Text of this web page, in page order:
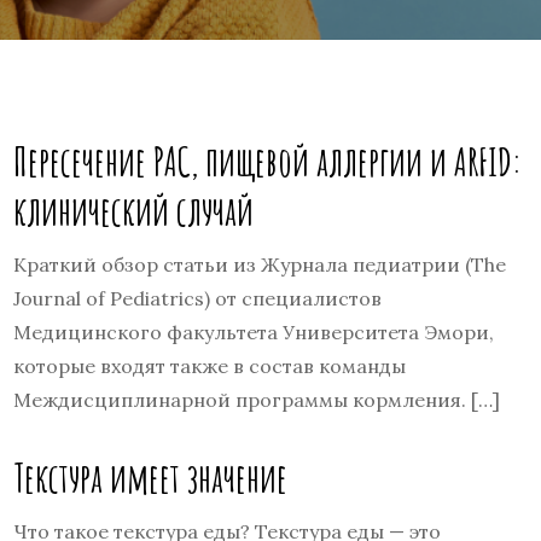
Пересечение РАС, пищевой аллергии и ARFID:
клинический случай
Краткий обзор статьи из Журнала педиатрии (The
Journal of Pediatrics) от специалистов
Медицинского факультета Университета Эмори,
которые входят также в состав команды
Междисциплинарной программы кормления. […]
Текстура имеет значение
Что такое текстура еды? Текстура еды — это